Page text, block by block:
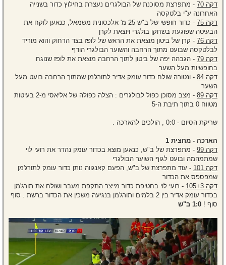
דקה 70
- מתפרצת מסוכנת של הבולגרים נעצרת בחילוץ כדור בשנייה
האחרונה ע"י בלטקסה
דקה 75
- כדור חופשי של ב"ש 25 מ' אלכסונית משמאל, כנאען לוקח את
הבעיטה שפוגעת בשחקן בולגרי ויוצאת לקרן
דקה 76
- קרן של ביטון מוצאת את הראש של לופז בצד הרחוק והוא מוריד
לבלטקסה שבועט מתוך הרחבה והשוער הבולגרי הודף
דקה 79
- הגבהה יפה של ביטון לתוך הרחבה מוצאת את לופז שנוגח
בחופשיות מעל השער
דקה 84
- ונטורה שולח כדור עומק אדיר לתורג'מן שמתוך הרחבה בועט מעל
השער
דקה 89
- מצב מסוכן כפול לבולגרים : הצלה כפולה של אליאסי מ-2 בעיטות
מטווח 0 בתוך תיבת ה-5
שריקת הסיום - 0:0 , הולכים להארכה .
הארכה - מחצית 1
דקה 99
- מתפרצת של ב"ש, כנאען מוצא בכדור עומק נהדר את רועי לוי
שמתמהמה ובועט לגוף השוער הבולגרי
דקה 101
- עוד מתפרצת של ב"ש, הפעם קאנגווה נותן כדור עומק לתורג'מן
שמפספס את הכדור
דקה 105+3
- רועי לוי בחטיפת כדור מייצר התקפת מעבר ושולח את תורג'מן
בכדור עומק אדיר בין 2 בלמים ותורג'מן בנגיעה משכין את הכדור ברשת . סוף
סוף ! 1:0 ב"ש